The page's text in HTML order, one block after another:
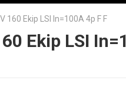
Ekip LSI In=100A 4p F F
Ekip LSI